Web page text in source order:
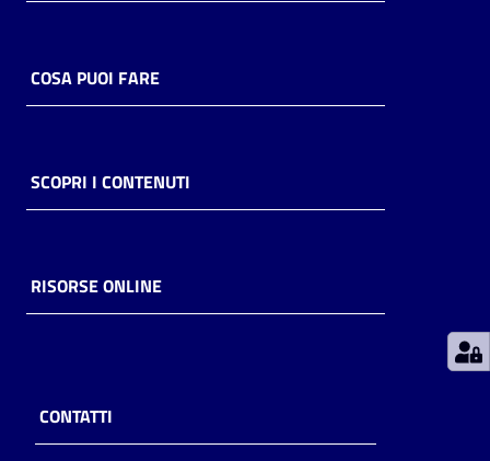
Archivio
Decentrate
lettura
COSA PUOI FARE
SCOPRI I CONTENUTI
RISORSE ONLINE
CONTATTI